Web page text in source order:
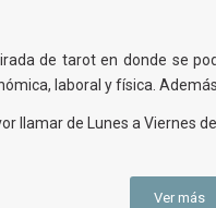
de tarot en donde se
laboral y física.
llamar de Lunes a Viernes
Ver más